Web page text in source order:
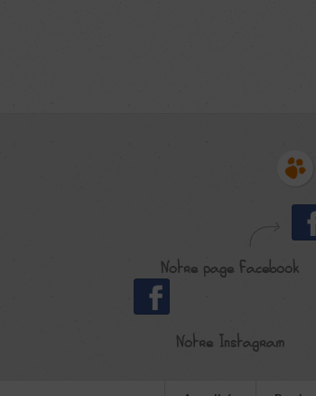
Notre page Facebook
Notre Instagram